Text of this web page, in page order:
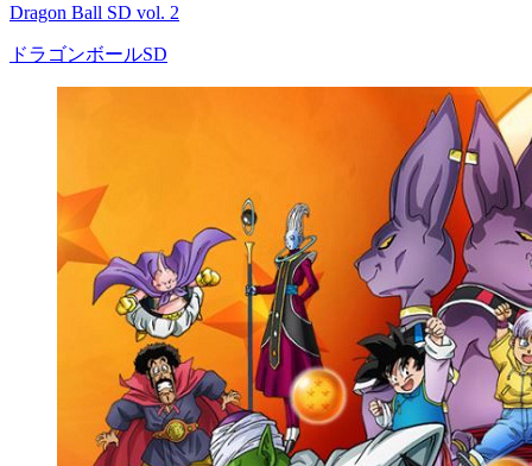
Dragon Ball SD vol. 2
ドラゴンボールSD